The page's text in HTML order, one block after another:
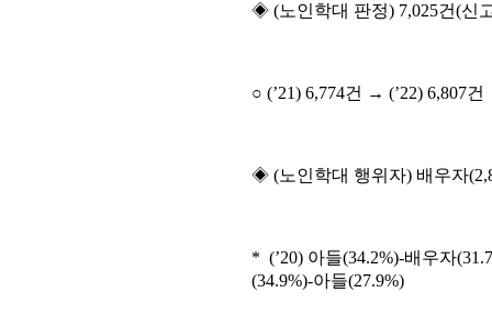
◈ (노인학대 판정) 7,025건(신
○ (’21) 6,774건 → (’22) 6,807
◈ (노인학대 행위자) 배우자
* (’20) 아들(34.2%)-배우자
(34.9%)-아들(27.9%)